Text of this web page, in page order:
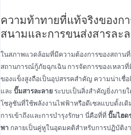
ความท้าทายที่แท้จริงของก
สนามและการขนส่งสารละ
ในสภาพแวดล้อมที่มีความต้องการของสถานที่
สถานการณ์กู้ภัยฉุกเฉิน การจัดการของเหลว
ของแข็งสูงถือเป็นอุปสรรคสําคัญ ความน่าเชื่อ
และ ปั๊มสารละลายระบบเป็นสิ่งสําคัญยิ่งภาย
โซลูชันที่ใช้พลังงานไฟฟ้าหรือดีเซลแบบดั้งเ
การเข้าถึงและการบํารุงรักษา นี่คือที่ที่ ปั๊มไฮด
พา กลายเป็นคู่หูในอุดมคติสําหรับการปฏิบัติ